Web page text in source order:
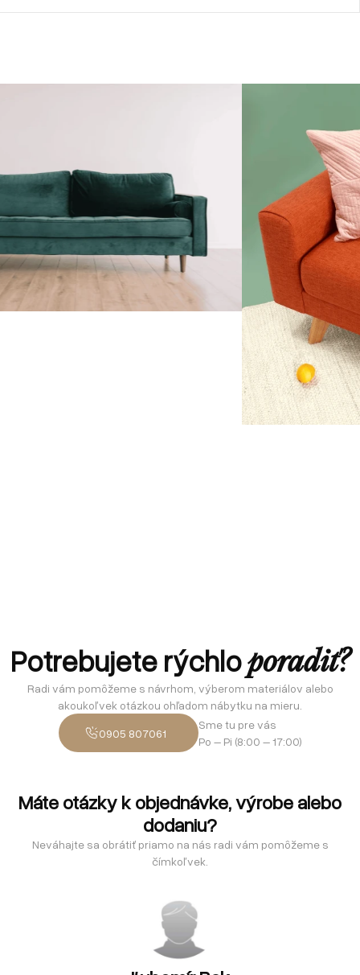
Potrebujete rýchloporadiť?
Radi vám pomôžeme s návrhom, výberom materiálov alebo
akoukoľvek otázkou ohľadom nábytku na mieru.
0905 807061
Sme tu pre vás
Po – Pi (8:00 – 17:00)
Máte otázky k objednávke, výrobe alebo
dodaniu?
Neváhajte sa obrátiť priamo na nás radi vám pomôžeme s
čímkoľvek.